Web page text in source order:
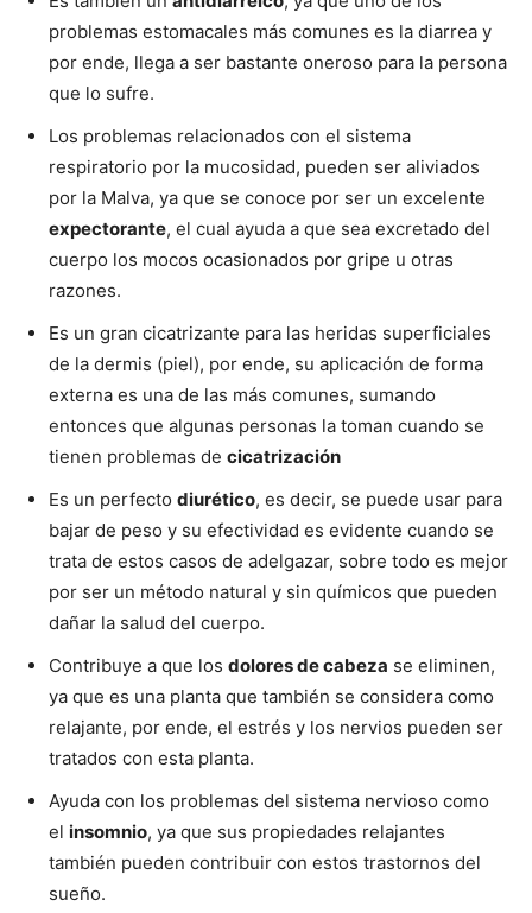
problemas estomacales más comunes es la diarrea y
por ende, llega a ser bastante oneroso para la persona
que lo sufre.
Los problemas relacionados con el sistema
respiratorio por la mucosidad, pueden ser aliviados
por la Malva, ya que se conoce por ser un excelente
expectorante, el cual ayuda a que sea excretado del
cuerpo los mocos ocasionados por gripe u otras
razones.
Es un gran cicatrizante para las heridas superficiales
de la dermis (piel), por ende, su aplicación de forma
externa es una de las más comunes, sumando
entonces que algunas personas la toman cuando se
tienen problemas de cicatrización
Es un perfecto diurético, es decir, se puede usar para
bajar de peso y su efectividad es evidente cuando se
trata de estos casos de adelgazar, sobre todo es mejor
por ser un método natural y sin químicos que pueden
dañar la salud del cuerpo.
Contribuye a que los dolores de cabeza se eliminen,
ya que es una planta que también se considera como
relajante, por ende, el estrés y los nervios pueden ser
tratados con esta planta.
Ayuda con los problemas del sistema nervioso como
el insomnio, ya que sus propiedades relajantes
también pueden contribuir con estos trastornos del
sueño.